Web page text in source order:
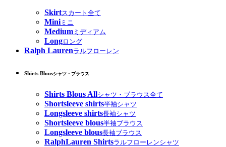
Skirtスカート全て
Miniミニ
Medium ミディアム
Longロング
Ralph Laurenラルフローレン
Shirts Blousシャツ・ブラウス
Shirts Blous Allシャツ・ブラウス全て
Shortsleeve shirts半袖シャツ
Longsleeve shirts長袖シャツ
Shortsleeve blous半袖ブラウス
Longsleeve blous長袖ブラウス
RalphLauren Shirtsラルフローレンシャツ